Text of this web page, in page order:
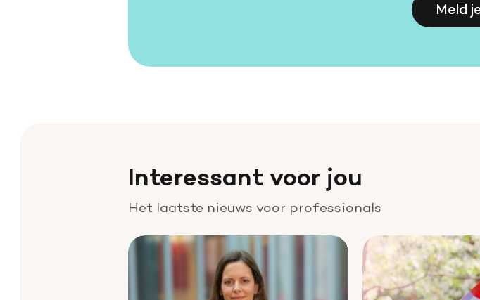
Meld
Interessant voor jou
Het laatste nieuws voor professionals